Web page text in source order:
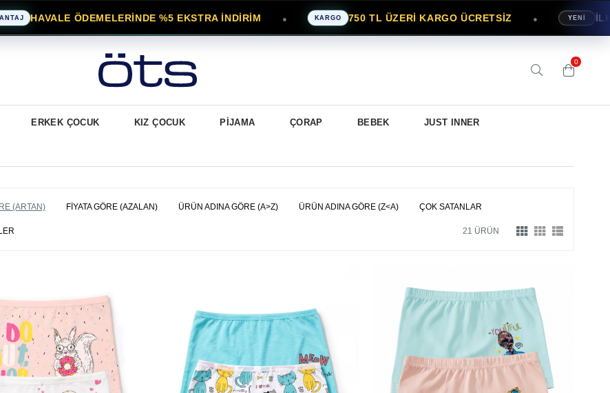
ÖDEMELERİNDE %5 EKSTRA İNDİRİM ● KARGO 750 TL ÜZERİ KARGO ÜCRETSİZ ● YENİ İLK
0
ERKEK ÇOCUK KIZ ÇOCUK PİJAMA ÇORAP BEBEK JUST INNER
(ARTAN) FIYATA GÖRE (AZALAN) ÜRÜN ADINA GÖRE (A>Z) ÜRÜN ADINA GÖRE (Z<A) ÇOK SATANLAR
21 ÜRÜN